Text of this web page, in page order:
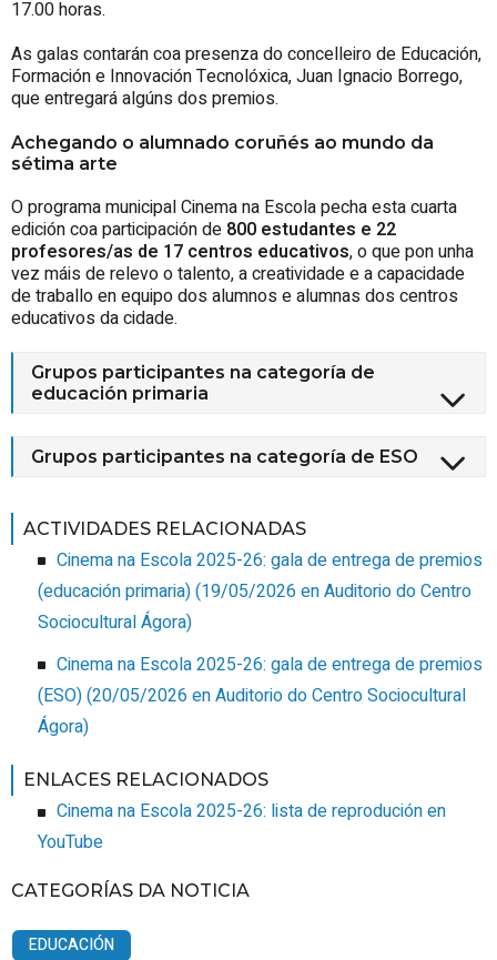
17.00 horas.
As galas contarán coa presenza do concelleiro de Educación,
Formación e Innovación Tecnolóxica, Juan Ignacio Borrego,
que entregará algúns dos premios.
Achegando o alumnado coruñés ao mundo da
sétima arte
O programa municipal Cinema na Escola pecha esta cuarta
edición coa participación de 800 estudantes e 22
profesores/as de 17 centros educativos, o que pon unha
vez máis de relevo o talento, a creatividade e a capacidade
de traballo en equipo dos alumnos e alumnas dos centros
educativos da cidade.
Grupos participantes na categoría de
educación primaria
Grupos participantes na categoría de ESO
ACTIVIDADES RELACIONADAS
Cinema na Escola 2025-26: gala de entrega de premios
(educación primaria)(19/05/2026 en Auditorio do Centro
Sociocultural Ágora)
Cinema na Escola 2025-26: gala de entrega de premios
(ESO)(20/05/2026 en Auditorio do Centro Sociocultural
Ágora)
ENLACES RELACIONADOS
Cinema na Escola 2025-26: lista de reprodución en
YouTube
CATEGORÍAS DA NOTICIA
EDUCACIÓN